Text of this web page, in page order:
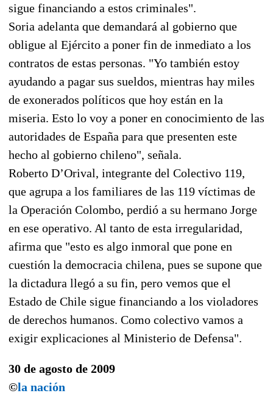
sigue financiando a estos criminales".
Soria adelanta que demandará al gobierno que
obligue al Ejército a poner fin de inmediato a los
contratos de estas personas. "Yo también estoy
ayudando a pagar sus sueldos, mientras hay miles
de exonerados políticos que hoy están en la
miseria. Esto lo voy a poner en conocimiento de las
autoridades de España para que presenten este
hecho al gobierno chileno", señala.
Roberto D’Orival, integrante del Colectivo 119,
que agrupa a los familiares de las 119 víctimas de
la Operación Colombo, perdió a su hermano Jorge
en ese operativo. Al tanto de esta irregularidad,
afirma que "esto es algo inmoral que pone en
cuestión la democracia chilena, pues se supone que
la dictadura llegó a su fin, pero vemos que el
Estado de Chile sigue financiando a los violadores
de derechos humanos. Como colectivo vamos a
exigir explicaciones al Ministerio de Defensa".
30 de agosto de 2009
©la nación